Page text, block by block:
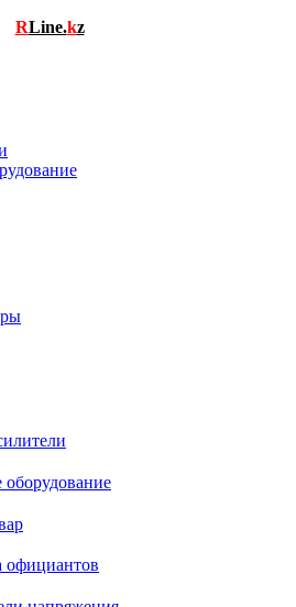
RLine.kz
оборудование
официантов